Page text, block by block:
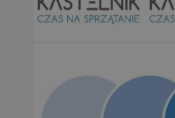
Niezbędne pliki cookie
takich jak logowanie
można prawidłowo